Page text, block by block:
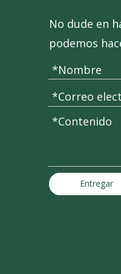
No dude en
podemos
Entregar